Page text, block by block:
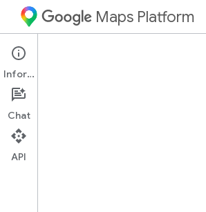
Maps Platform
Mobility Services
Descripción general
Información
Chat
API